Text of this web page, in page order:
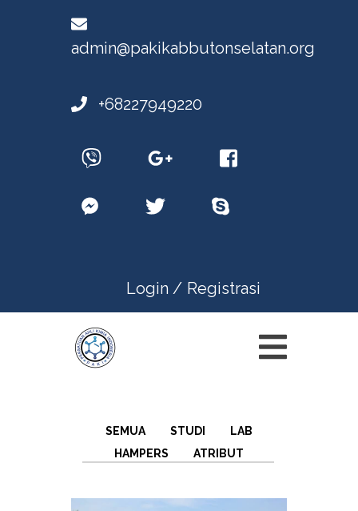
admin@pakikabbutonselatan.org
+68227949220
Login / Registrasi
SEMUA STUDI
LAB
HAMPERS
ATRIBUT